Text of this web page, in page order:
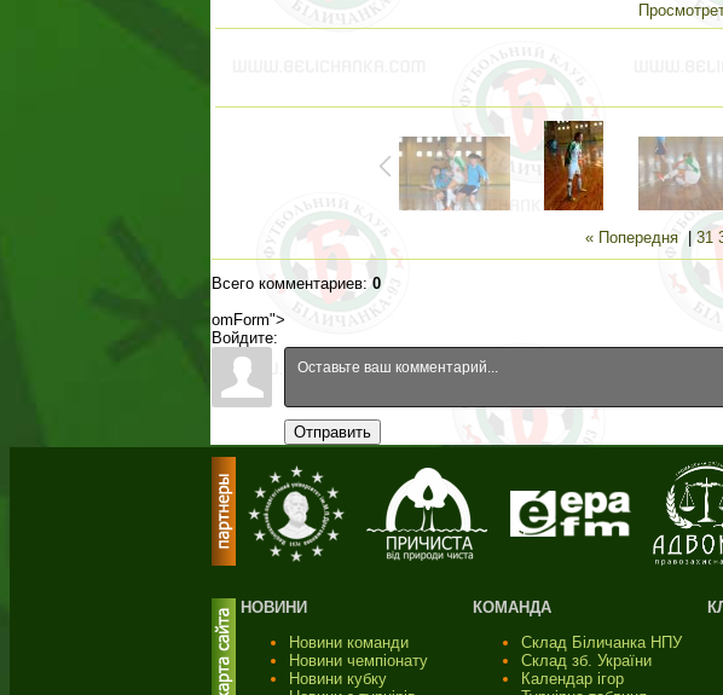
« Попередня|31
Всего комментариев:0
omForm">
Войдите:
Отправить
НОВИНИ
Новини команди
Новини чемпіонату
Новини кубку
КОМАНДА
Склад Біличанка НПУ
Склад зб. України
Календар ігор